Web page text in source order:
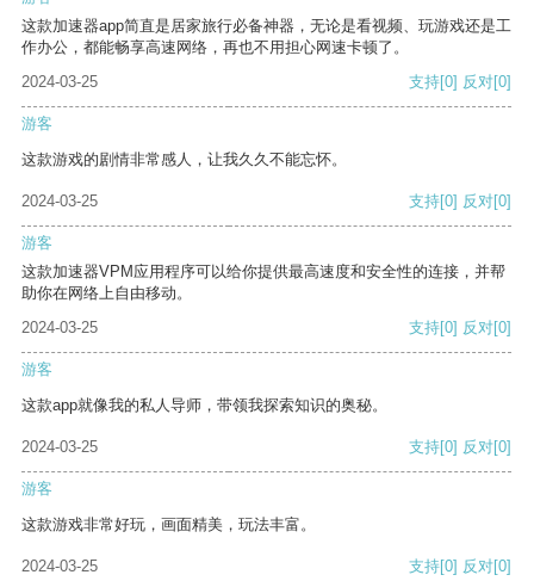
这款加速器app简直是居家旅行必备神器，无论是看视频、玩游戏还是工
作办公，都能畅享高速网络，再也不用担心网速卡顿了。
2024-03-25
支持[0] 反对[0]
游客
这款游戏的剧情非常感人，让我久久不能忘怀。
2024-03-25 支持[0] 反对[0]
游客
这款加速器VPM应用程序可以给你提供最高速度和安全性的连接，并帮
助你在网络上自由移动。
2024-03-25
支持[0] 反对[0]
游客
这款app就像我的私人导师，带领我探索知识的奥秘。
2024-03-25 支持[0] 反对[0]
游客
这款游戏非常好玩，画面精美，玩法丰富。
2024-03-25 支持[0] 反对[0]